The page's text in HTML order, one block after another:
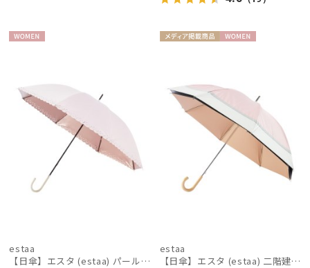
estaa
【日傘】エスタ (estaa) パールコーティング ハートヒートカット 長傘晴雨兼用 一級遮光 UV
estaa
【日傘】エスタ (estaa) 二階建て 断熱 バイカラーグログラン UV100 遮光100 晴雨兼用